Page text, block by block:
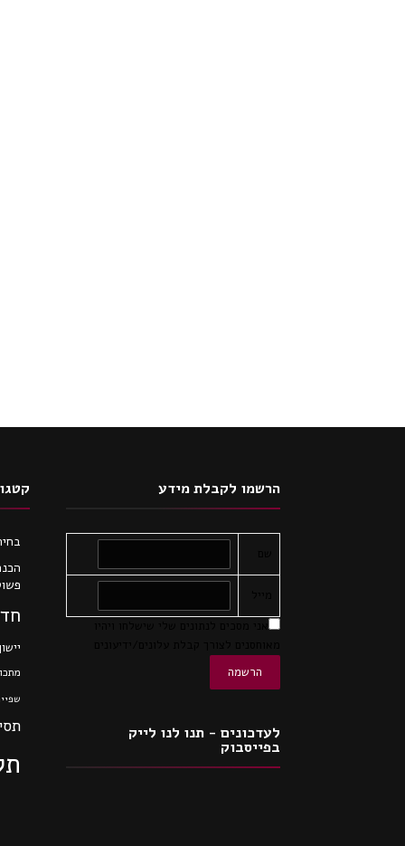
הרשמו לקבלת מידע
לעדכונים - תנו לנו לייק
בפייסבוק